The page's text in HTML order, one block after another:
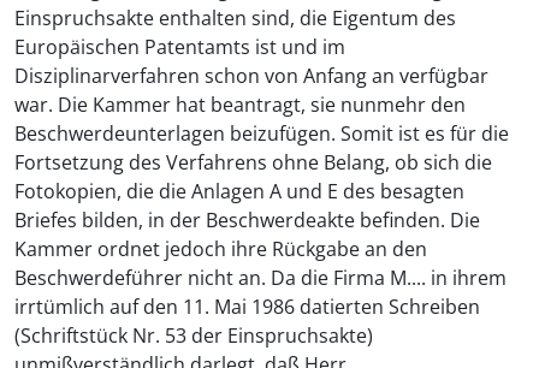
Einspruchsakte enthalten sind, die Eigentum des
Europäischen Patentamts ist und im
Disziplinarverfahren schon von Anfang an verfügbar
war. Die Kammer hat beantragt, sie nunmehr den
Beschwerdeunterlagen beizufügen. Somit ist es für die
Fortsetzung des Verfahrens ohne Belang, ob sich die
Fotokopien, die die Anlagen A und E des besagten
Briefes bilden, in der Beschwerdeakte befinden. Die
Kammer ordnet jedoch ihre Rückgabe an den
Beschwerdeführer nicht an. Da die Firma M.... in ihrem
irrtümlich auf den 11. Mai 1986 datierten Schreiben
(Schriftstück Nr. 53 der Einspruchsakte)